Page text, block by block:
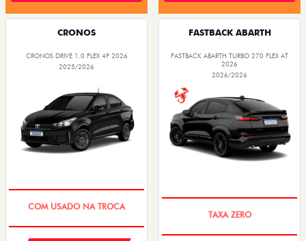
CRONOS
CRONOS DRIVE 1.0 FLEX 4P 2026
2025/2026
FASTBACK ABARTH
FASTBACK ABARTH TURBO 270 FLEX AT
2026
2026/2026